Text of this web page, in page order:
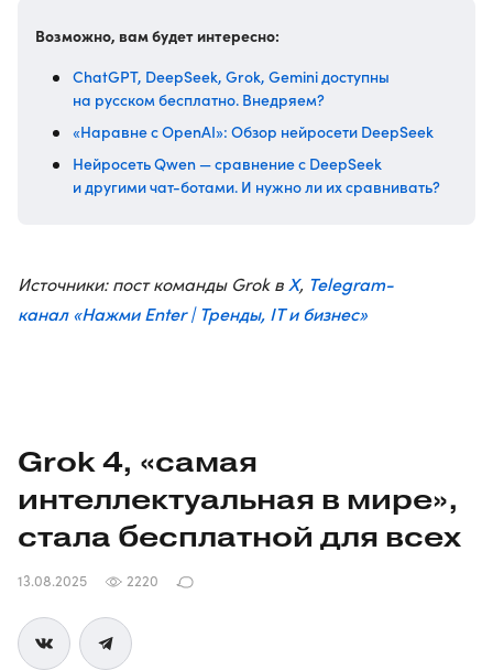
Возможно, вам будет интересно:
ChatGPT, DeepSeek, Grok, Gemini доступны
на русском бесплатно. Внедряем?
«Наравне с OpenAI»: Обзор нейросети DeepSeek
Нейросеть Qwen — сравнение с DeepSeek
и другими чат-ботами. И нужно ли их сравнивать?
Источники: пост команды Grok в X, Telegram-
канал «Нажми Enter | Тренды, IT и бизнес»
Grok 4, «самая
интеллектуальная в мире»,
стала бесплатной для всех
13.08.2025 2220